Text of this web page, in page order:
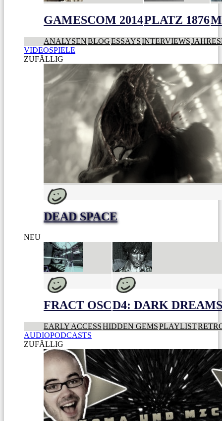
GAMESCOM 2014PLATZ 1876
ANALYSENBLOGESSAYSINTERVIEWS
VIDEOSPIELE
ZUFÄLLIG
DEAD SPACE
NEU
FRACT OSCD4: DARK
EARLY ACCESSHIDDEN GEMSPLAYLIST
AUDIOPODCASTS
ZUFÄLLIG